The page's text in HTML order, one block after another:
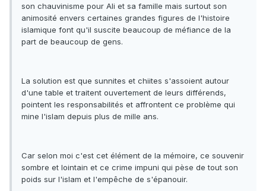
son chauvinisme pour Ali et sa famille mais surtout son
animosité envers certaines grandes figures de l'histoire
islamique font qu'il suscite beaucoup de méfiance de la
part de beaucoup de gens.
La solution est que sunnites et chiites s'assoient autour
d'une table et traitent ouvertement de leurs différends,
pointent les responsabilités et affrontent ce problème qui
mine l'islam depuis plus de mille ans.
Car selon moi c'est cet élément de la mémoire, ce souvenir
sombre et lointain et ce crime impuni qui pèse de tout son
poids sur l'islam et l'empêche de s'épanouir.